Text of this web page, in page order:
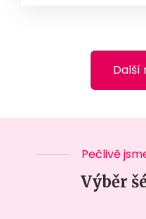
Další
Pečlivě
Výběr